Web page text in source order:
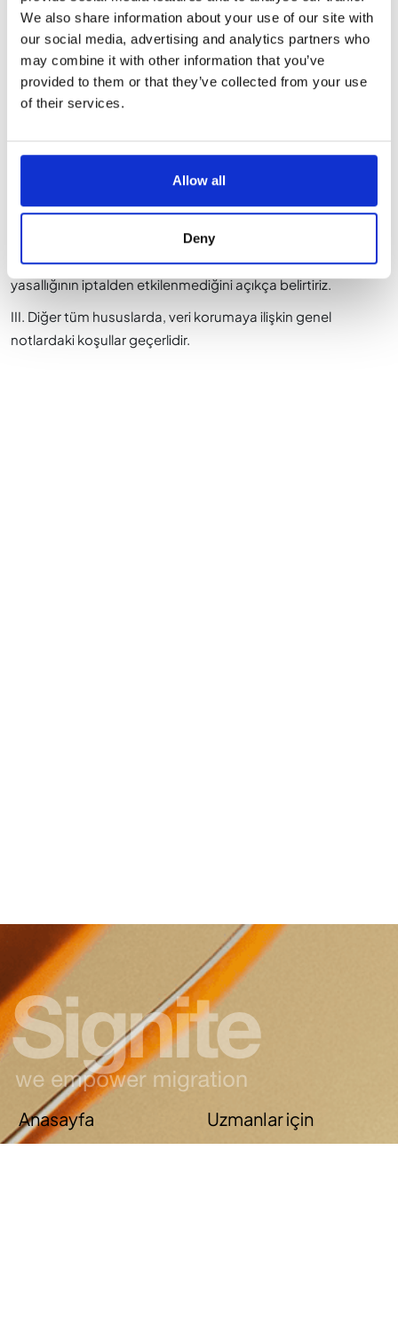
We also share information about your use of our site with
our social media, advertising and analytics partners who
may combine it with other information that you’ve
provided to them or that they’ve collected from your use
of their services.
Allow all
Deny
II. İptal
Onay her zaman iptal edilebilir. İptal işlemi Signite GmbH’ye
yapılmalıdır. İletişim bilgileri aşağıdaki gibidir:
Signite GmbH, Kiefernweg 3, 74321 Bietigheim-Bissingen,
İptalin alınmasının ardından, sözleşmenin yerine getirilmesi
standartlar (örneğin saklama yükümlülükleri) bizi buna
zorlamadıkça, iptal uyarınca kullanıcının başka hiçbir verisi
İptalin alınmasından önceki dönem için verilerin kullanımının
yasallığının iptalden etkilenmediğini açıkça belirtiriz.
III. Diğer tüm hususlarda, veri korumaya ilişkin genel
notlardaki koşullar geçerlidir.
Anasayfa Uzmanlar için